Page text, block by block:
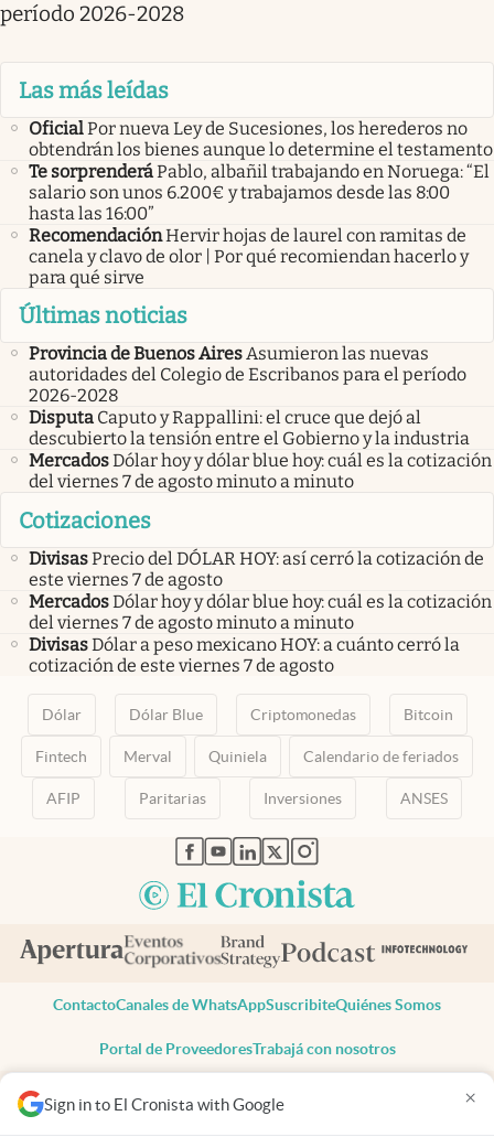
Sign in to El Cronista with Google ×
período 2026-2028
Las más leídas
OficialPor nueva Ley de Sucesiones, los herederos no
obtendrán los bienes aunque lo determine el testamento
Te sorprenderáPablo, albañil trabajando en Noruega: “El
salario son unos 6.200€ y trabajamos desde las 8:00
hasta las 16:00”
RecomendaciónHervir hojas de laurel con ramitas de
canela y clavo de olor | Por qué recomiendan hacerlo y
para qué sirve
Últimas noticias
Provincia de Buenos AiresAsumieron las nuevas
autoridades del Colegio de Escribanos para el período
2026-2028
Disputa Caputo y Rappallini: el cruce que dejó al
descubierto la tensión entre el Gobierno y la industria
MercadosDólar hoy y dólar blue hoy: cuál es la cotización
del viernes 7 de agosto minuto a minuto
Cotizaciones
DivisasPrecio del DÓLAR HOY: así cerró la cotización de
este viernes 7 de agosto
MercadosDólar hoy y dólar blue hoy: cuál es la cotización
del viernes 7 de agosto minuto a minuto
DivisasDólar a peso mexicano HOY: a cuánto cerró la
cotización de este viernes 7 de agosto
Dólar Dólar Blue Criptomonedas Bitcoin
Fintech Merval Quiniela Calendario de feriados
AFIP Paritarias Inversiones ANSES
abre en nueva pestaña
abre en nueva pestaña
abre en nueva pestaña
abre en nueva pestaña
abre en nueva pestaña
ContactoCanales de WhatsAppSuscribiteQuiénes Somos
Portal de ProveedoresTrabajá con nosotros
Todos los derechos reservados